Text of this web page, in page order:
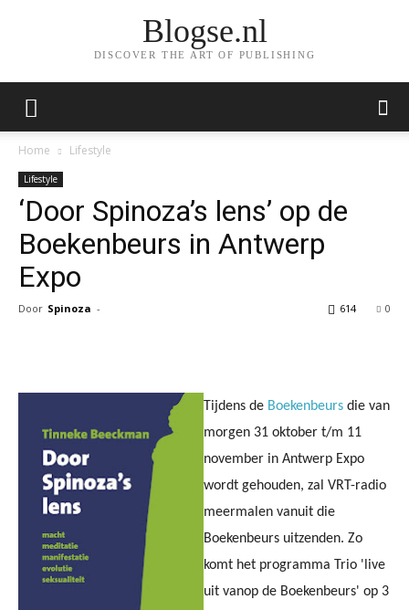
Blogse.nl
DISCOVER THE ART OF PUBLISHING
Home Lifestyle
Lifestyle
‘Door Spinoza’s lens’ op de
Boekenbeurs in Antwerp
Expo
Door Spinoza - 0
614
Tijdens de Boekenbeurs die van
morgen 31 oktober t/m 11
november in Antwerp Expo
wordt gehouden, zal VRT-radio
meermalen vanuit die
Boekenbeurs uitzenden. Zo
komt het programma Trio 'live
uit vanop de Boekenbeurs' op 3